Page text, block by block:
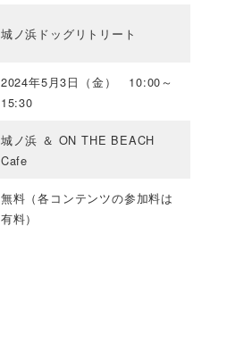
城ノ浜ドッグリトリート
2024年5月3日（金） 10:00～
15:30
城ノ浜 ＆ ON THE BEACH
Cafe
無料（各コンテンツの参加料は
有料）